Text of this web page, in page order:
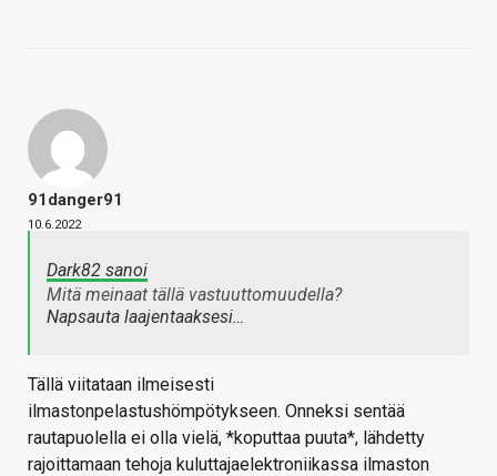
91danger91
10.6.2022
Dark82 sanoi
Mitä meinaat tällä vastuuttomuudella?
Napsauta laajentaaksesi…
Tällä viitataan ilmeisesti
ilmastonpelastushömpötykseen. Onneksi sentää
rautapuolella ei olla vielä, *koputtaa puuta*, lähdetty
rajoittamaan tehoja kuluttajaelektroniikassa ilmaston